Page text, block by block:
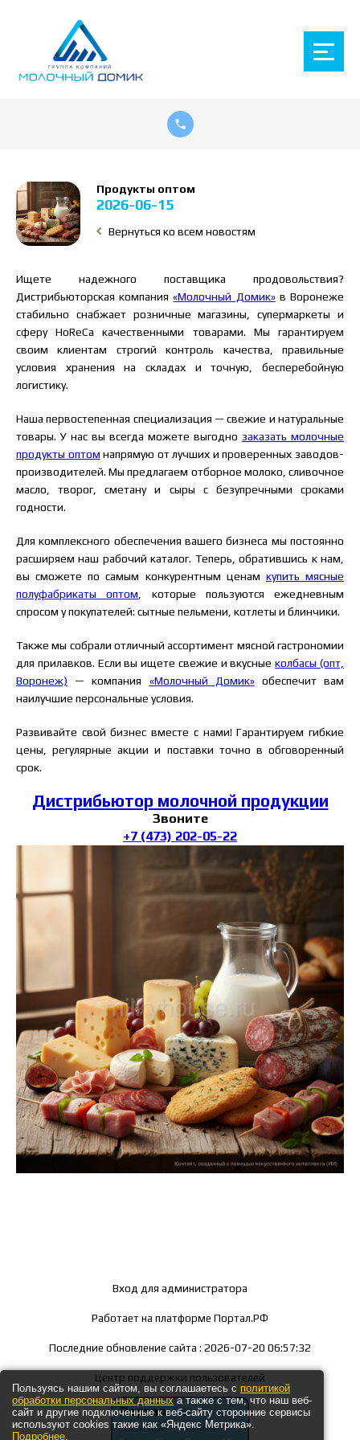
Пользуясь нашим сайтом, вы соглашаетесь с политикой
обработки персональных данныха также с тем, что наш веб-
сайт и другие подключенные к веб-сайту сторонние сервисы
используют cookies такие как «Яндекс Метрика».
Подробнее.
Продукты оптом
2026-06-15
Вернуться ко всем новостям
Ищете надежного поставщика продовольствия?
Дистрибьюторская компания«Молочный Домик»в Воронеже
стабильно снабжает розничные магазины, супермаркеты и
сферу HoReCa качественными товарами. Мы гарантируем
своим клиентам строгий контроль качества, правильные
условия хранения на складах и точную, бесперебойную
логистику.
Наша первостепенная специализация — свежие и натуральные
товары. У нас вы всегда можете выгодно заказать молочные
продукты оптом напрямую от лучших и проверенных заводов-
производителей. Мы предлагаем отборное молоко, сливочное
масло, творог, сметану и сыры с безупречными сроками
годности.
Для комплексного обеспечения вашего бизнеса мы постоянно
расширяем наш рабочий каталог. Теперь, обратившись к нам,
вы сможете по самым конкурентным ценам купить мясные
полуфабрикаты оптом, которые пользуются ежедневным
спросом у покупателей: сытные пельмени, котлеты и блинчики.
Также мы собрали отличный ассортимент мясной гастрономии
для прилавков. Если вы ищете свежие и вкусныеколбасы (опт,
Воронеж) — компания «Молочный Домик»обеспечит вам
наилучшие персональные условия.
Развивайте свой бизнес вместе с нами! Гарантируем гибкие
цены, регулярные акции и поставки точно в обговоренный
срок.
Дистрибьютор молочной продукции
Звоните
+7 (473) 202-05-22
Вход для администратора
Работает на платформе Портал.РФ
Последние обновление сайта : 2026-07-20 06:57:32
Центр поддержки пользователей